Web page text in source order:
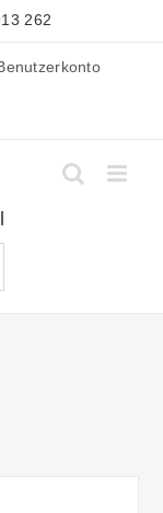
262